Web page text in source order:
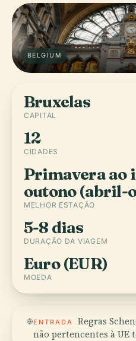
BELGIUM
Bruxelas
CAPITAL
12
CIDADES
Primavera ao
outono (abril-
MELHOR ESTAÇÃO
5-8 dias
DURAÇÃO DA VIAGEM
Euro (EUR)
MOEDA
ENTRADA
Regras
não pertencentes à UE